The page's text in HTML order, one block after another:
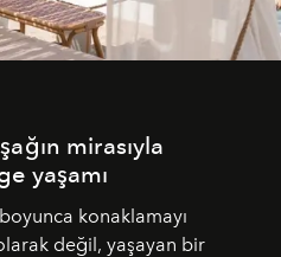
mirasıyla
yaşamı
konaklamayı
değil, yaşayan bir